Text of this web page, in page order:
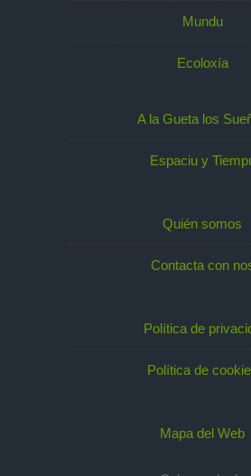
Mundu
Ecoloxía
A la Gueta los
Espaciu y
Quién somos
Contacta con
Política de
Política de
Mapa del Web